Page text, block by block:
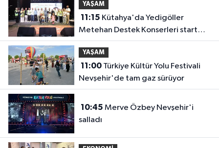
YAŞAM
11:15
Metehan Destek Konserleri start
aldı
YAŞAM
11:00Türkiye Kültür Yolu Festivali
Nevşehir'de tam gaz sürüyor
10:45
salladı